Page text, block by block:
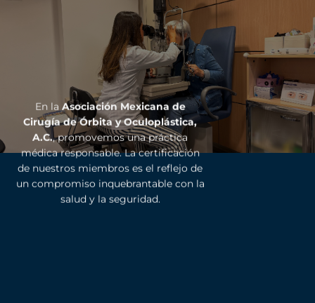
En la Asociación Mexicana de
Cirugía de Órbita y Oculoplástica,
A.C., promovemos una práctica
médica responsable. La certificación
de nuestros miembros es el reflejo de
un compromiso inquebrantable con la
salud y la seguridad.